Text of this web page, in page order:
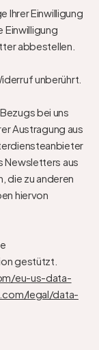
Ihrer Einwilligung
Einwilligung
abbestellen.
unberührt.
bei uns
Austragung aus
Newsletters aus
die zu anderen
hiervon
gestützt.
eu-us-data-
legal/data-